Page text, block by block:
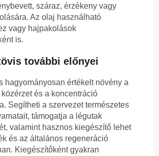
száraz, érzékeny vagy
Az olaj használható
vagy hajpakolások
is.
további előnyei
hagyományosan értékelt növény a
és a koncentráció
Segítheti a szervezet természetes
támogatja a légutak
valamint hasznos kiegészítő lehet
és az általános regeneráció
Kiegészítőként gyakran